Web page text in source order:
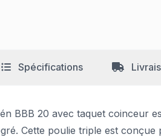
Spécifications
BBB 20 avec taquet coinceur
Cette poulie triple est